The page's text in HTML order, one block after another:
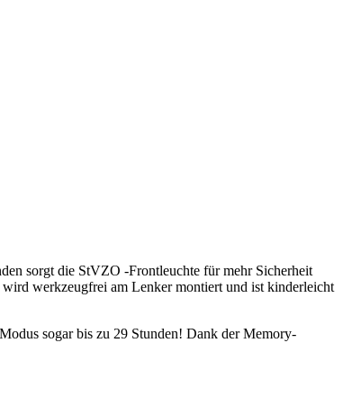
sorgt die StVZO -Frontleuchte für mehr Sicherheit
werkzeugfrei am Lenker montiert und ist kinderleicht
sogar bis zu 29 Stunden! Dank der Memory-